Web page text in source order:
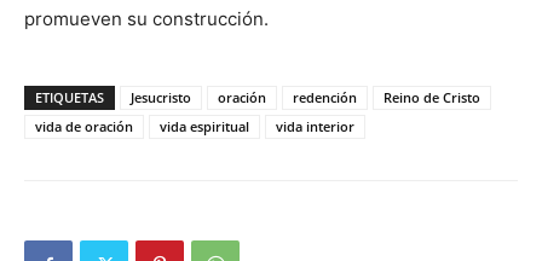
promueven su construcción.
ETIQUETAS Jesucristo oración redención
Reino de Cristo
vida de oración
vida espiritual vida interior